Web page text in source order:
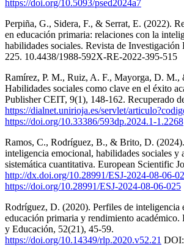
https://doi.org/10.5093/psed2024a7
Perpiña, G., Sidera, F., & Serrat, E. (2022).
en educación primaria: relaciones con la
habilidades sociales. Revista de
225. 10.4438/1988-592X-RE-2022-395-515
Ramírez, P. M., Ruiz, A. F., Mayorga, D. M.,
Habilidades sociales como clave en el éxito
Publisher CEIT, 9(1), 148-162. Recuperado
https://dialnet.unirioja.es/servlet/
https://doi.org/10.33386/593dp.2024.1-1.2268
Ramos, C., Rodríguez, B., & Brito, D.
inteligencia emocional, habilidades sociales y
sistemática cuantitativa. European Scientific
http://dx.doi.org/10.28991/ESJ-2024-08-06-
https://doi.org/10.28991/ESJ-2024-08-06-025
Rodríguez, D. (2020). Perfiles de inteligencia
educación primaria y rendimiento académico.
y Educación, 52(21), 45-59.
https://doi.org/10.14349/rlp.2020.v52.21 DOI: